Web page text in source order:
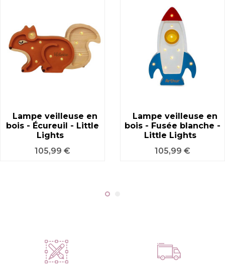
Lampe veilleuse en
bois - Écureuil - Little
Lights
Prix
105,99 €
Lampe veilleuse en
bois - Fusée blanche -
Little Lights
Prix
105,99 €